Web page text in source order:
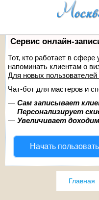
Сервис онлайн-
Тот, кто работает в
напоминать клиентам о
Для новых пользователей
Чат-бот для мастеров и
— Сам записывает
— Персонализирует
— Увеличивает
Начать
Главная